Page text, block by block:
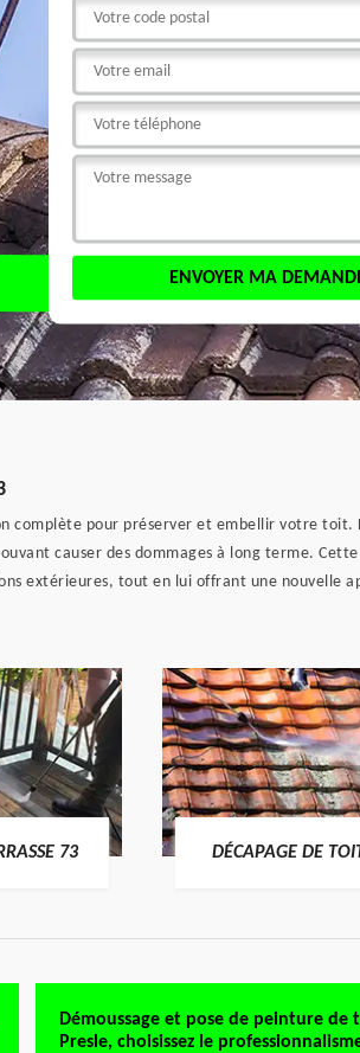
complète pour préserver et embellir votre toit.
causer des dommages à long terme.
extérieures, tout en lui offrant une nouvelle
73 DÉCAPAGE DE
Démoussage et pose de peinture de
Presle, choisissez le